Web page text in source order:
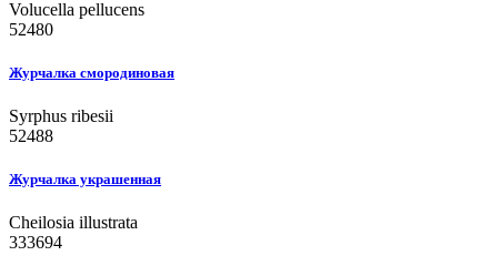
Volucella pellucens
52480
Журчалка смородиновая
Syrphus ribesii
52488
Журчалка украшенная
Cheilosia illustrata
333694